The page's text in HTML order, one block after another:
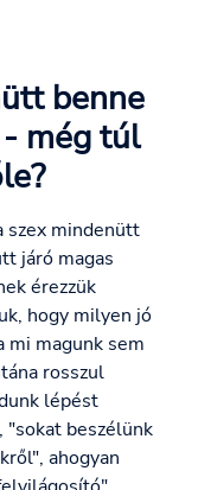
benne
még túl
szex mindenütt
járó magas
érezzük
hogy milyen jó
mi magunk sem
rosszul
lépést
beszélünk
ahogyan